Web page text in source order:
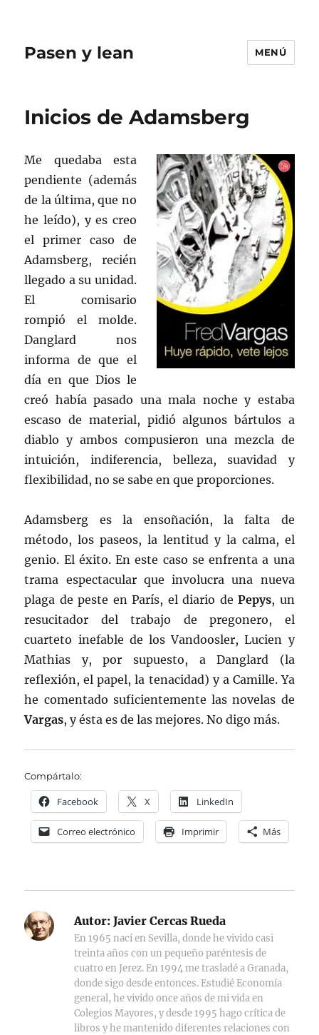
Pasen y lean MENÚ
Inicios de Adamsberg
Me quedaba esta
pendiente (además
de la última, que no
he leído), y es creo
el primer caso de
Adamsberg, recién
llegado a su unidad.
El comisario
rompió el molde.
Danglard nos
informa de que el
día en que Dios le
creó había pasado una mala noche y estaba
escaso de material, pidió algunos bártulos a
diablo y ambos compusieron una mezcla de
intuición, indiferencia, belleza, suavidad y
flexibilidad, no se sabe en que proporciones.
Adamsberg es la ensoñación, la falta de
método, los paseos, la lentitud y la calma, el
genio. El éxito. En este caso se enfrenta a una
trama espectacular que involucra una nueva
plaga de peste en París, el diario dePepys, un
resucitador del trabajo de pregonero, el
cuarteto inefable de los Vandoosler, Lucien y
Mathias y, por supuesto, a Danglard (la
reflexión, el papel, la tenacidad) y a Camille. Ya
he comentado suficientemente las novelas de
Vargas, y ésta es de las mejores. No digo más.
Compártalo:
Facebook X LinkedIn
Correo electrónico Imprimir Más
Autor: Javier Cercas Rueda
En 1965 nací en Sevilla, donde he vivido casi
treinta años con un pequeño paréntesis de
cuatro en Jerez. En 1994 me trasladé a Granada,
donde sigo desde entonces. Estudié Economía
general, he vivido once años de mi vida en
Colegios Mayores, y desde 1995 hago crítica de
libros y he mantenido diferentes relaciones con